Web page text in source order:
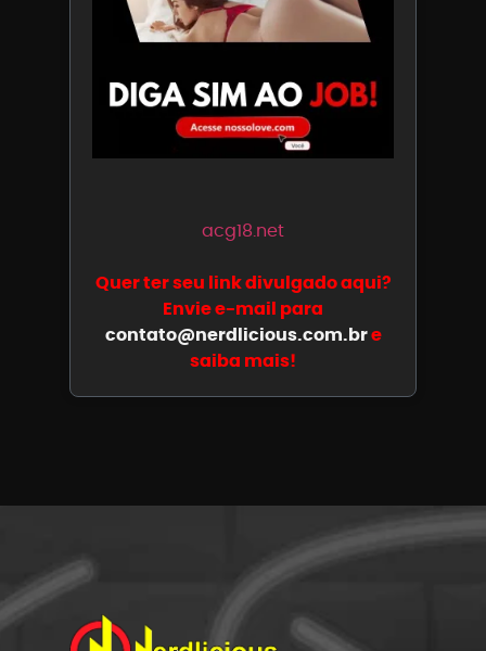
acg18.net
Quer ter seu link divulgado aqui?
Envie e-mail para
contato@nerdlicious.com.bre
saiba mais!